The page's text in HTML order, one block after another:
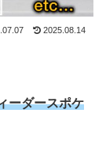
2025.08.14
ーダースポケ